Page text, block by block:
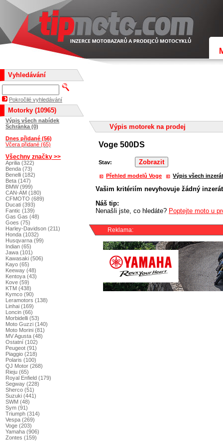
Výpis motorek na prodej
Voge 500DS
Stav:
Přehled modelů Voge Výpis všech
Vašim kritériím nevyhovuje žádný
Náš tip:
Nenašli jste, co hledáte? Poptejte moto u
Reklama:
Vyhledávání
Pokročilé vyhledávání
Motorky (10965)
Výpis všech nabídek
Schránka (0)
Dnes přidané (56)
Včera přidané (65)
Všechny značky >>
Aprilia (322)
Benda (73)
Benelli (182)
Beta (147)
BMW (999)
CAN-AM (180)
CFMOTO (689)
Ducati (393)
Fantic (139)
Gas Gas (48)
Goes (75)
Harley-Davidson (211)
Honda (1032)
Husqvarna (99)
Indian (65)
Jawa (101)
Kawasaki (506)
Kayo (65)
Keeway (48)
Kentoya (43)
Kove (59)
KTM (438)
Kymco (90)
Leramotors (138)
Linhai (169)
Loncin (66)
Morbidelli (53)
Moto Guzzi (140)
Moto Morini (81)
MV Agusta (48)
Ostatní (102)
Peugeot (91)
Piaggio (218)
Polaris (100)
QJ Motor (268)
Rieju (65)
Royal Enfield (179)
Segway (228)
Sherco (51)
Suzuki (441)
SWM (48)
Sym (91)
Triumph (314)
Vespa (269)
Voge (203)
Yamaha (906)
Zontes (159)